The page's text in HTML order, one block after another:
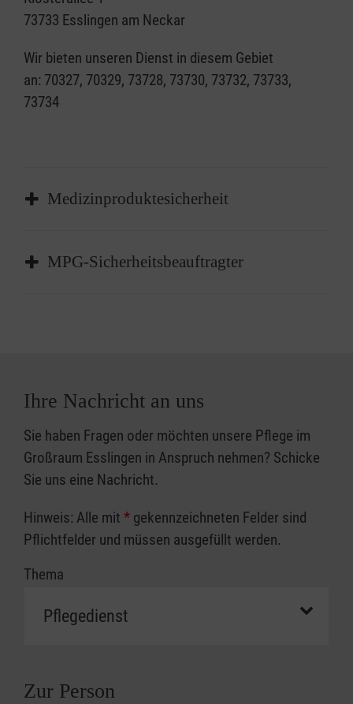
73733 Esslingen am Neckar
Wir bieten unseren Dienst in diesem Gebiet
an: 70327, 70329, 73728, 73730, 73732, 73733,
73734
Medizinproduktesicherheit
Medizinproduktesicherheit
Beauftragten für Medizinprodukte-
sicherheit auf der Internetseite der
Gesundheitseinrichtung bekannt
gemacht werden.
MPG-Sicherheitsbeauftragter
mpg-sicherheit.apd@malteser.org
Ihre Nachricht an uns
Sie haben Fragen oder möchten unsere Pflege im
Großraum Esslingen in Anspruch nehmen? Schicke
Sie uns eine Nachricht.
Hinweis: Alle mit * gekennzeichneten Felder sind
Pflichtfelder und müssen ausgefüllt werden.
Thema
Zur Person